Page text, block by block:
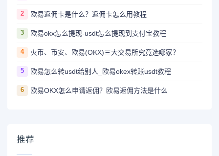
2 欧易返佣卡是什么？返佣卡怎么用教程
3 欧易okx怎么提现-usdt怎么提现到支付宝教程
4 火币、币安、欧易(OKX)三大交易所究竟选哪家？
5 欧易怎么转usdt给别人_欧易okex转账usdt教程
6 欧易OKX怎么申请返佣？欧易返佣方法是什么
推荐